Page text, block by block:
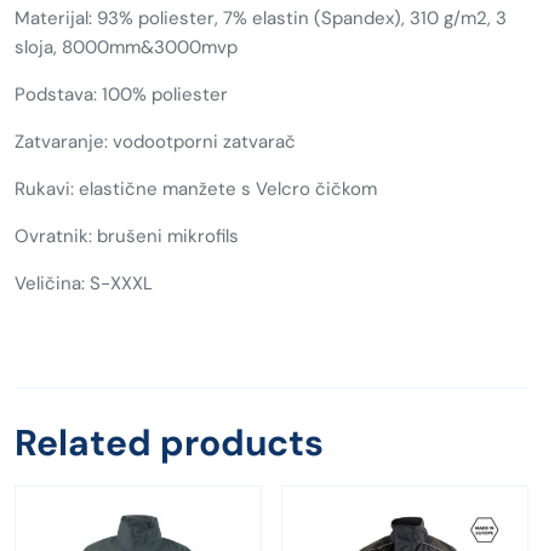
Materijal: 93% poliester, 7% elastin (Spandex), 310 g/m2, 3
sloja, 8000mm&3000mvp
Podstava: 100% poliester
Zatvaranje: vodootporni zatvarač
Rukavi: elastične manžete s Velcro čičkom
Ovratnik: brušeni mikrofils
Veličina: S-XXXL
Related products